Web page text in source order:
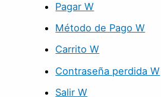
Pagar W
Método de Pago W
Carrito W
Contraseña perdida W
Salir W